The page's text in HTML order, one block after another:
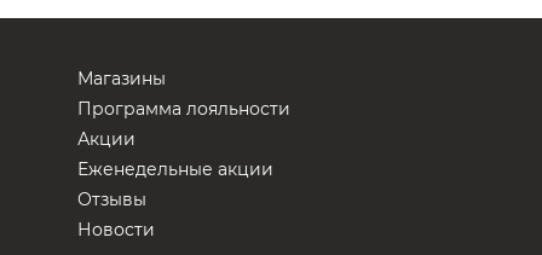
Магазины
Программа лояльности
Акции
Еженедельные акции
Отзывы
Новости